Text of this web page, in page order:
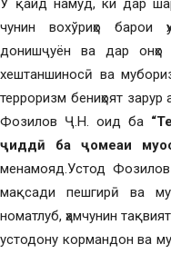
Ў қайд намуд, ки дар
чунин вохўриҳо барои
донишҷуён ва дар онҳо
хештаншиносӣ ва
терроризм бениҳоят
Фозилов Ҷ.Н. оид ба
ҷиддӣ ба ҷомеаи
менамояд.Устод
мақсади пешгирӣ ва
номатлуб, ҳамчунин
устодону кормандон ва